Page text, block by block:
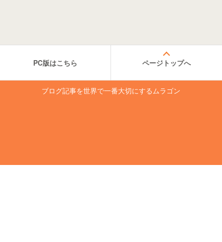
PC版はこちら ページトップへ
ブログ記事を世界で一番大切にするムラゴン